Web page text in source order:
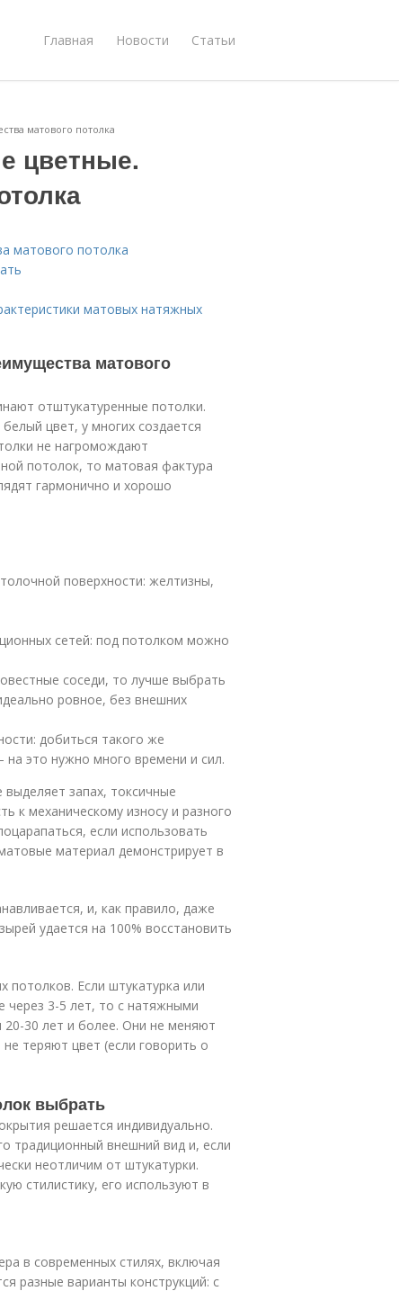
Главная Новости Статьи
матового потолка
цветные.
матового потолка
матовых натяжных
матового
отштукатуренные потолки.
цвет, у многих создается
не нагромождают
потолок, то матовая фактура
гармонично и хорошо
поверхности: желтизны,
сетей: под потолком можно
соседи, то лучше выбрать
ровное, без внешних
добиться такого же
это нужно много времени и сил.
запах, токсичные
к механическому износу и разного
если использовать
материал демонстрирует в
и, как правило, даже
удается на 100% восстановить
Если штукатурка или
через 3-5 лет, то с натяжными
30 лет и более. Они не меняют
теряют цвет (если говорить о
выбрать
решается индивидуально.
традиционный внешний вид и, если
неотличим от штукатурки.
стилистику, его используют в
в современных стилях, включая
разные варианты конструкций: с